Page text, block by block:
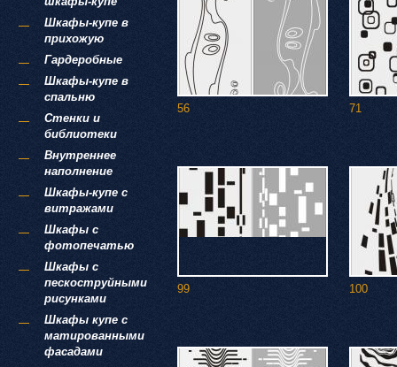
Шкафы-купе в
прихожую
Гардеробные
Шкафы-купе в
спальню
Стенки и
библиотеки
Внутреннее
наполнение
Шкафы-купе с
витражами
Шкафы с
фотопечатью
Шкафы с
пескоструйными
рисунками
Шкафы купе с
матированными
фасадами
56 71
99 100